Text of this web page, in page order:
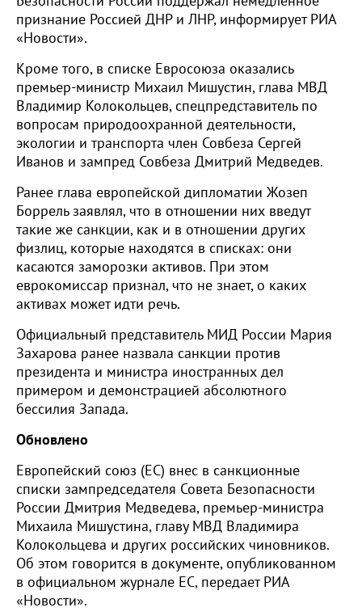
признание Россией ДНР и ЛНР, информирует РИА
«Новости».
Кроме того, в списке Евросоюза оказались
премьер-министр Михаил Мишустин, глава МВД
Владимир Колокольцев, спецпредставитель по
вопросам природоохранной деятельности,
экологии и транспорта член Совбеза Сергей
Иванов и зампред Совбеза Дмитрий Медведев.
Ранее глава европейской дипломатии Жозеп
Боррель заявлял, что в отношении них введут
такие же санкции, как и в отношении других
физлиц, которые находятся в списках: они
касаются заморозки активов. При этом
еврокомиссар признал, что не знает, о каких
активах может идти речь.
Официальный представитель МИД России Мария
Захарова ранее назвала санкции против
президента и министра иностранных дел
примером и демонстрацией абсолютного
бессилия Запада.
Обновлено
Европейский союз (ЕС) внес в санкционные
списки зампредседателя Совета Безопасности
России Дмитрия Медведева, премьер-министра
Михаила Мишустина, главу МВД Владимира
Колокольцева и других российских чиновников.
Об этом говорится в документе, опубликованном
в официальном журнале ЕС, передает РИА
«Новости».